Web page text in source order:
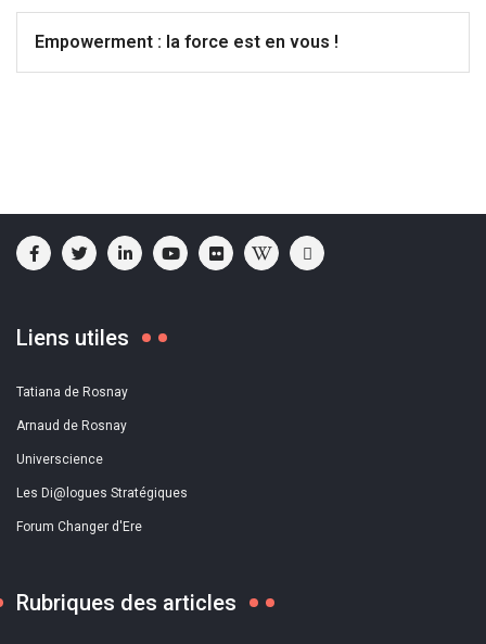
Empowerment : la force est en vous !
Liens utiles
Tatiana de Rosnay
Arnaud de Rosnay
Universcience
Les Di@logues Stratégiques
Forum Changer d'Ere
Rubriques des articles